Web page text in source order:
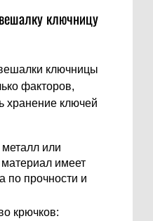
ключницу
ключницы
факторов,
хранение ключей
или
имеет
по прочности и
крючков: